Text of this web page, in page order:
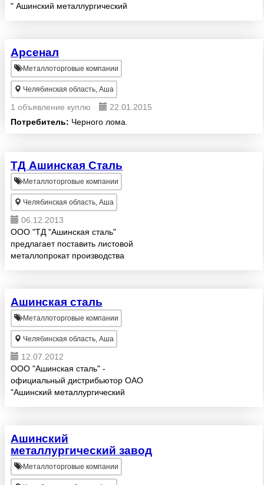
" Ашинский металлургический
Арсенал
Металлоторговые компании
Челябинская область, Аша
1 объявление куплю
22.01.2015
Потребитель: Черного лома.
ТД Ашинская Сталь
Металлоторговые компании
Челябинская область, Аша
06.12.2013
ООО "ТД "Ашинская сталь"
предлагает поставить листовой
металлопрокат производства
сталей: Ст3, 20, С255, 09Г2С,
С345, 45, 30ХГСА, 65Г, 40Х, 20К,
45Х, 30Х, ...
Ашинская сталь
Металлоторговые компании
Челябинская область, Аша
12.07.2012
ООО "Ашинская сталь" -
официальный дистрибьютор ОАО
"Ашинский металлургический
17Г1С, 30-65Г, 30ХГСА, 10ХСНД,
40Х и др. Лист г/к 2, 0...
Ашинский
металлургический завод
Металлоторговые компании